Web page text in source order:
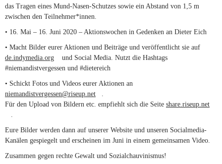
das Tragen eines Mund-Nasen-Schutzes sowie ein Abstand von 1,5 m
zwischen den Teilnehmer*innen.
• 16. Mai – 16. Juni 2020 – Aktionswochen in Gedenken an Dieter Eich
• Macht Bilder eurer Aktionen und Beiträge und veröffentlicht sie auf
de.indymedia.org (link is external)
und Social Media. Nutzt die Hashtags
#niemandistvergessen und #dietereich
• Schickt Fotos und Videos eurer Aktionen an
niemandistvergessen@riseup.net (link sends e-mail)
.
Für den Upload von Bildern etc. empfiehlt sich die Seite share.riseup.net
(link is external)
.
Eure Bilder werden dann auf unserer Website und unseren Socialmedia-
Kanälen gespiegelt und erscheinen im Juni in einem gemeinsamen Video.
Zusammen gegen rechte Gewalt und Sozialchauvinismus!